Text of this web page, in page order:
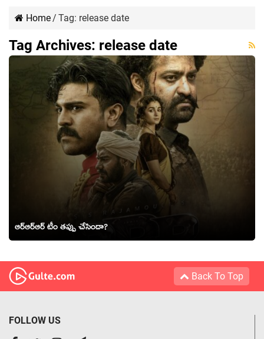
Home/ Tag: release date
Tag Archives: release date
ఆర్ఆర్ఆర్ టీం త‌ప్పు చేసిందా?
Back To Top
FOLLOW US